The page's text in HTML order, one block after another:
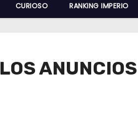
CURIOSO RANKING IMPERIO